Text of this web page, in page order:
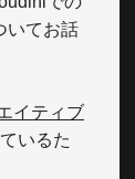
いてお話
イティブ
いるた